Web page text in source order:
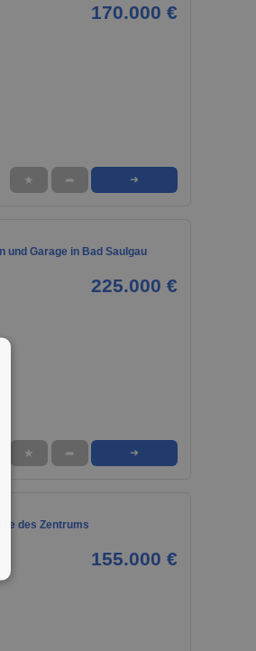
170.000 €
★ ➦ ➜
und Garage in Bad Saulgau
225.000 €
★ ➦ ➜
des Zentrums
155.000 €